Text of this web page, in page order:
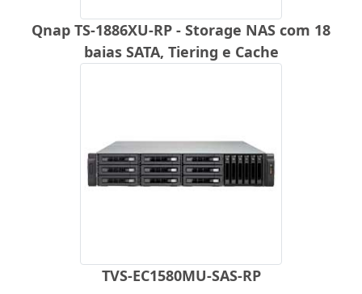
Qnap TS-1886XU-RP - Storage NAS com 18
baias SATA, Tiering e Cache
TVS-EC1580MU-SAS-RP